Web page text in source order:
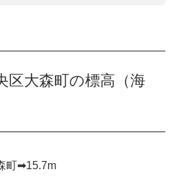
区大森町の標高（海
町➡︎15.7m